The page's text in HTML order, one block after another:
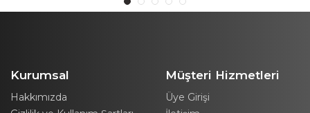
Kurumsal
Hakkımızda
Müşteri Hizmetleri
Üye Girişi